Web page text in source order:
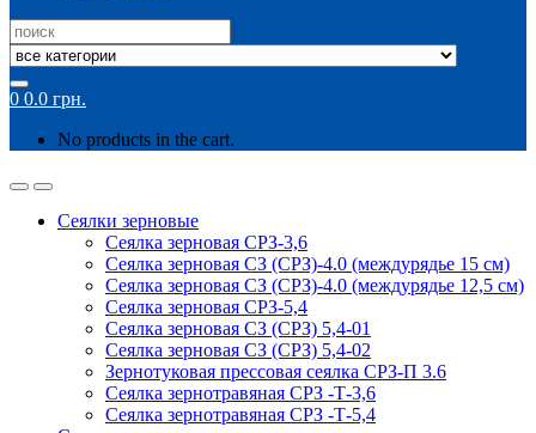
Search
for:
0 0.0 грн.
No products in the cart.
Сеялки зерновые
Сеялка зерновая СРЗ-3,6
Сеялка зерновая СЗ (СРЗ)-4.0 (междурядье 15 см)
Сеялка зерновая СЗ (СРЗ)-4.0 (междурядье 12,5 см)
Сеялка зерновая СРЗ-5,4
Сеялка зерновая СЗ (СРЗ) 5,4-01
Сеялка зерновая СЗ (СРЗ) 5,4-02
Зернотуковая прессовая сеялка СРЗ-П 3.6
Сеялка зернотравяная СРЗ -Т-3,6
Сеялка зернотравяная СРЗ -Т-5,4